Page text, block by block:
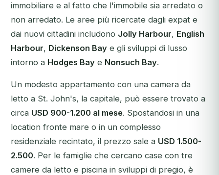
immobiliare e al fatto che l'immobile sia arredato o
non arredato. Le aree più ricercate dagli expat e
dai nuovi cittadini includono Jolly Harbour, English
Harbour, Dickenson Bay e gli sviluppi di lusso
intorno a Hodges Bay e Nonsuch Bay.
Un modesto appartamento con una camera da
letto a St. John's, la capitale, può essere trovato a
circa USD 900-1.200 al mese. Spostandosi in una
location fronte mare o in un complesso
residenziale recintato, il prezzo sale a USD 1.500-
2.500. Per le famiglie che cercano case con tre
camere da letto e piscina in sviluppi di pregio, è